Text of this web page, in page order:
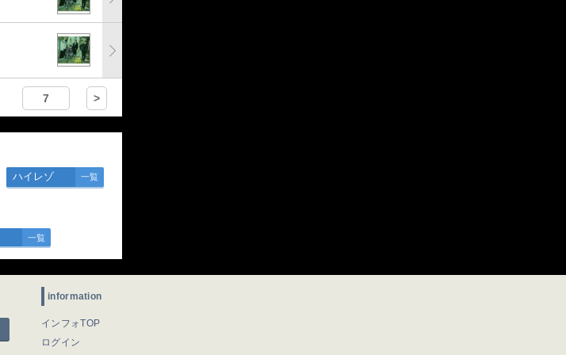
7 >
ハイレゾ 一覧
一覧
information
インフォTOP
ログイン